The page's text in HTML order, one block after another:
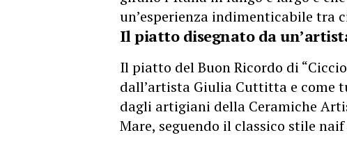
un’esperienza indimenticabile tra
Il piatto disegnato da
Il piatto del Buon Ricordo di
dall’artista Giulia Cuttitta e come
dagli artigiani della Ceramiche
Mare, seguendo il classico stile